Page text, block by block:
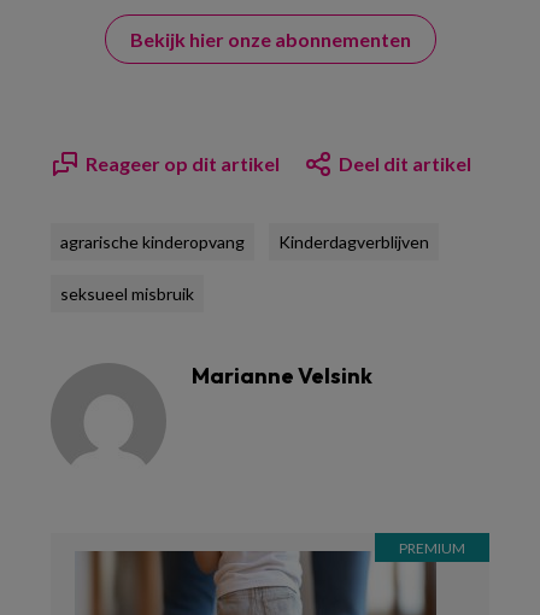
Bekijk hier onze abonnementen
Reageer op dit artikel Deel dit artikel
agrarische kinderopvang Kinderdagverblijven
seksueel misbruik
Marianne Velsink